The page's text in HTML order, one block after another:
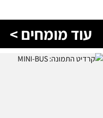
עוד מומחים >